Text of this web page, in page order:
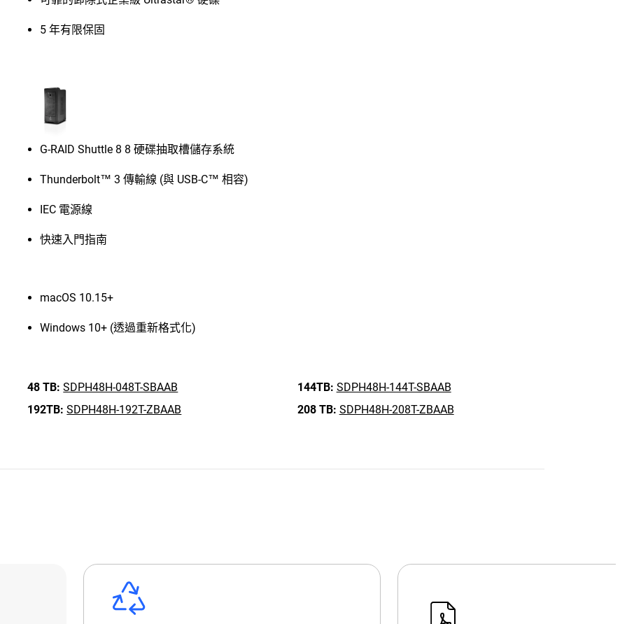
5 年有限保固
G-RAID Shuttle 8 8 硬碟抽取槽儲存系統
Thunderbolt™ 3 傳輸線 (與 USB-C™ 相容)
IEC 電源線
快速入門指南
macOS 10.15+
Windows 10+ (透過重新格式化)
48 TB: SDPH48H-048T-SBAAB 144TB: SDPH48H-144T-SBAAB
192TB: SDPH48H-192T-ZBAAB 208 TB: SDPH48H-208T-ZBAAB